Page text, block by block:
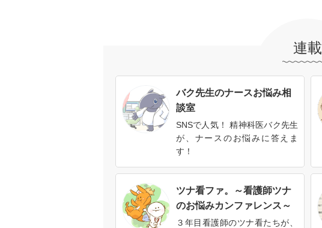
連載
バク先生のナースお悩み相
談室
SNSで人気！ 精神科医バク先生
が、ナースのお悩みに答えま
す！
ツナ看ファ。～看護師ツナ
のお悩みカンファレンス～
３年目看護師のツナ看たちが、